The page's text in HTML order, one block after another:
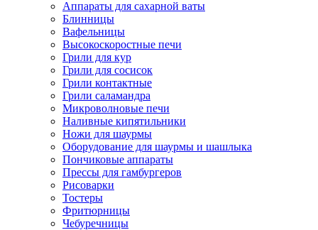
Аппараты для сахарной ваты
Блинницы
Вафельницы
Высокоскоростные печи
Грили для кур
Грили для сосисок
Грили контактные
Грили саламандра
Микроволновые печи
Наливные кипятильники
Ножи для шаурмы
Оборудование для шаурмы и шашлыка
Пончиковые аппараты
Прессы для гамбургеров
Рисоварки
Тостеры
Фритюрницы
Чебуречницы